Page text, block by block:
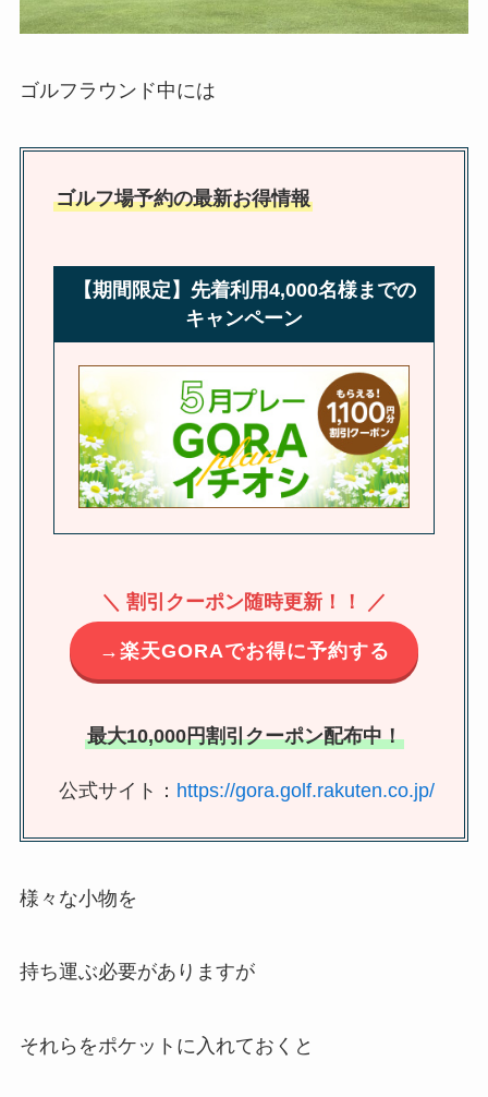
ゴルフラウンド中には
ゴルフ場予約の最新お得情報
【期間限定】先着利用4,000名様までの
キャンペーン
＼ 割引クーポン随時更新！！ ／
→楽天GORAでお得に予約する
最大10,000円割引クーポン配布中！
公式サイト： https://gora.golf.rakuten.co.jp/
様々な小物を
持ち運ぶ必要がありますが
それらをポケットに入れておくと